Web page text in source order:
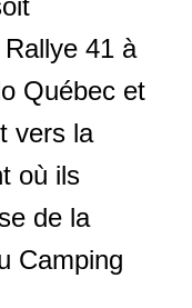
41 à
Québec et
vers la
où ils
de la
Camping